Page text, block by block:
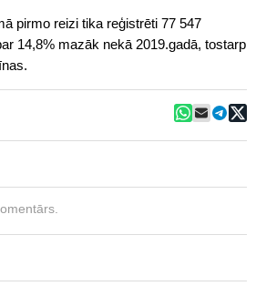
pirmo reizi tika reģistrēti 77 547
14,8% mazāk nekā 2019.gadā, tostarp